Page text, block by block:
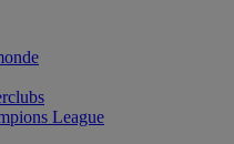
League